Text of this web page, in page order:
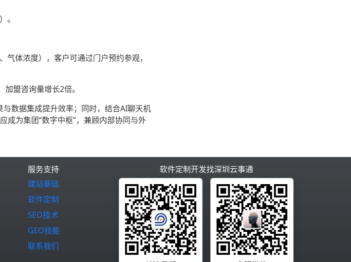
。
体浓度），客户可通过门户预约参观，
盟咨询量增长2倍。
与数据集成提升效率；同时，结合AI聊天机
成为集团“数字中枢”，兼顾内部协同与外
服务支持
建站基础
软件定制
SEO技术
GEO技能
联系我们
软件定制开发找深圳云事通